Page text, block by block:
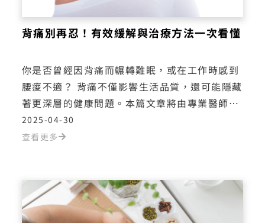
背痛別再忍！有效緩解與治療方法一次看懂
你是否曾經因背痛而輾轉難眠，或在工作時感到
腰痠不適？ 背痛不僅影響生活品質，還可能隱藏
著更深層的健康問題。本篇文章將由專業醫師帶
您深入了解背痛的常見原因、診斷方式，讓您找
到擺脫疼痛的方法，重拾輕鬆自在的生活！
2025-04-30
查看更多